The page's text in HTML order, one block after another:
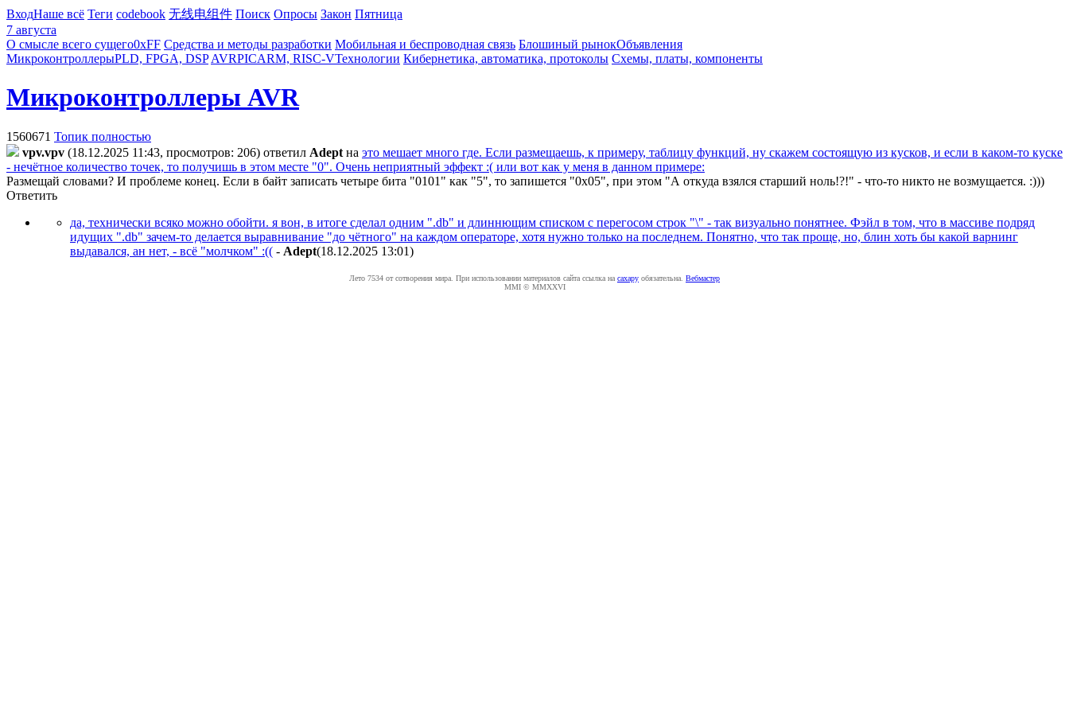
ВходНаше всё Теги codebook 无线电组件 Поиск Опросы Закон Пятница
7 августа
О смысле всего сущего0xFF Средства и методы разработки Мобильная и беспроводная связь Блошиный рынокОбъявления
МикроконтроллерыPLD, FPGA, DSP AVRPICARM, RISC-VТехнологии Кибернетика, автоматика, протоколы Схемы, платы, компоненты
Микроконтроллеры AVR
1560671 Топик полностью
vpv.vpv (18.12.2025 11:43, просмотров: 206) ответил Adept на это мешает много где. Если размещаешь, к примеру, таблицу функций, ну скажем состоящую из кусков, и если в каком-то куске
- нечётное количество точек, то получишь в этом месте "0". Очень неприятный эффект :( или вот как у меня в данном примере:
Размещай словами? И проблеме конец. Если в байт записать четыре бита "0101" как "5", то запишется "0х05", при этом "А откуда взялся старший ноль!?!" - что-то никто не возмущается. :)))
Ответить
да, технически всяко можно обойти. я вон, в итоге сделал одним ".db" и длиннющим списком с перегосом строк "\" - так визуально понятнее. Фэйл в том, что в массиве подряд
идущих ".db" зачем-то делается выравнивание "до чётного" на каждом операторе, хотя нужно только на последнем. Понятно, что так проще, но, блин хоть бы какой варнинг
выдавался, ан нет, - всё "молчком" :(( - Adept(18.12.2025 13:01)
Лето 7534 от сотворения мира. При использовании материалов сайта ссылка на caxapу обязательна. Вебмастер
MMI © MMXXVI